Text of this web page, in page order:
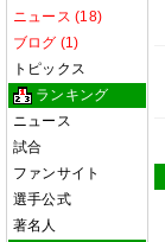
ニュース (18)
ブログ (1)
トピックス
ランキング
ニュース
試合
ファンサイト
選手公式
著名人